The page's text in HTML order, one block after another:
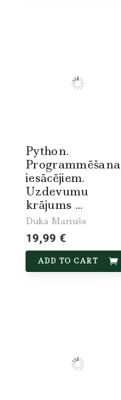
Python.
Programmēšana
iesācējiem.
Uzdevumu
krājums ...
Duka Mariušs
19,99 €
ADD TO CART